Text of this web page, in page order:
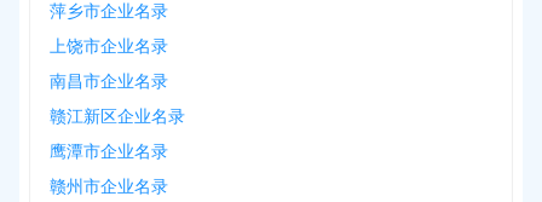
萍乡市企业名录
上饶市企业名录
南昌市企业名录
赣江新区企业名录
鹰潭市企业名录
赣州市企业名录